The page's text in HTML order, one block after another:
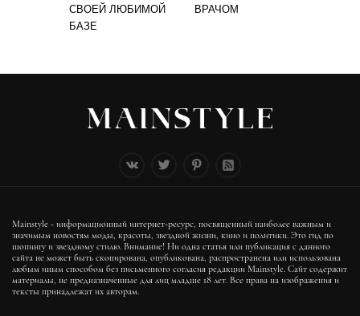
СВОЕЙ ЛЮБИМОЙ
БАЗЕ
ВРАЧОМ
Mainstyle - информационный интернет-ресурс, посвященный наиболее важным и
значимым новостям моды, красоты, звездной жизни, кино и политики. Это гид по
шопингу и звездному стилю. Внимание! Ни одна статья или публикация с данного
сайта не может быть скопирована, опубликована, распространена или использована
любым иным способом без письменного согласия редакции Mainstyle. Сайт содержит
материалы, не предназначенные для лиц младше 18 лет. Все права на изображения и
тексты принадлежат их авторам.